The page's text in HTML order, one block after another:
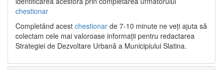
chestionar
Completând acest chestionar de 7-10 minute ne veți ajuta să
colectam cele mai valoroase informații pentru redactarea
Strategiei de Dezvoltare Urbană a Municipiului Slatina.